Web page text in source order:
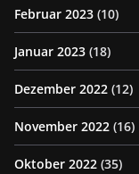
Februar 2023 (10)
Januar 2023 (18)
Dezember 2022 (12)
November 2022 (16)
Oktober 2022 (35)